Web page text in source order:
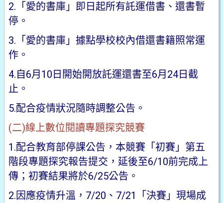
2.「愛的書庫」即日起所有託運借書、還書暫
停。
3.「愛的書庫」據點學校校內借還書籍照常運
作。
4.自6月10日開始開放託運還書至6月24日截
止。
5.配合疫情狀況隨時調整公告。
(二)線上數位閱讀專題探究競賽
1.配合教育部停課公告，本競賽「初賽」第五
階段專題探究報告提交，延後至6/10前完成上
傳；初賽結果將於6/25公告。
2.因應疫情升溫，7/20、7/21「決賽」現場成